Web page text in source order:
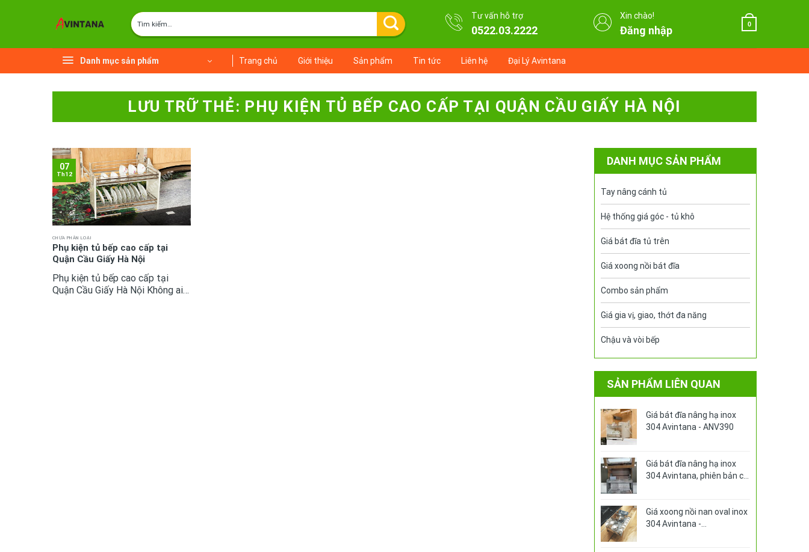
Tìm
kiếm:
Tư vấn hỗ trợ
0522.03.2222
Xin chào!
Đăng nhập
0
Danh mục sản phẩm Trang chủ Giới thiệu Sản phẩm Tin tức Liên hệ Đại Lý Avintana
LƯU TRỮ THẺ: PHỤ KIỆN TỦ BẾP CAO CẤP TẠI QUẬN CẦU GIẤY HÀ NỘI
CHƯA PHÂN LOẠI
Phụ kiện tủ bếp cao cấp tại
Quận Cầu Giấy Hà Nội
Phụ kiện tủ bếp cao cấp tại
Quận Cầu Giấy Hà Nội Không ai
07
Th12
DANH MỤC SẢN PHẨM
Tay nâng cánh tủ
Hệ thống giá góc - tủ khô
Giá bát đĩa tủ trên
Giá xoong nồi bát đĩa
Combo sản phẩm
Giá gia vị, giao, thớt đa năng
Chậu và vòi bếp
SẢN PHẨM LIÊN QUAN
Giá bát đĩa nâng hạ inox
304 Avintana - ANV390
Giá bát đĩa nâng hạ inox
304 Avintana, phiên bản có
Giá xoong nồi nan oval inox
304 Avintana -